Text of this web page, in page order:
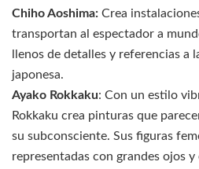
Chiho Aoshima: Crea
transportan al espectador a
llenos de detalles y referencias a
japonesa.
Ayako Rokkaku: Con un estilo
Rokkaku crea pinturas que
su subconsciente. Sus figuras
representadas con grandes ojos